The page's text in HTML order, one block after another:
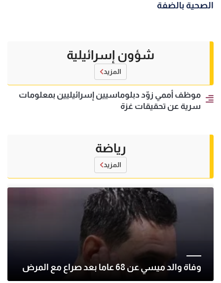
الصحية بالضفة
شؤون إسرائيلية
المزيد
موظف أممي زوّد دبلوماسيين إسرائيليين بمعلومات
سرية عن تحقيقات غزة
رياضة
المزيد
وفاة والد ميسي عن 68 عاما بعد صراع مع المرض